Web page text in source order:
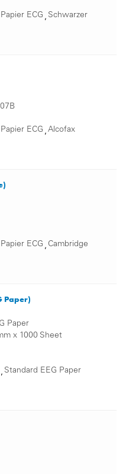
Papier ECG , Schwarzer
Papier ECG , Alcofax
Papier ECG , Cambridge
Paper)
Paper
x 1000 Sheet
, Standard EEG Paper